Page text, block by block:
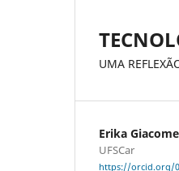
UMA
Erika
UFSCar
https://orcid.org/